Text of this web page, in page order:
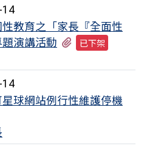
民小學115學年度長期代理教師
民小學115學年度長期代理教師
3次招考公告
行性維護停機公告
民小學115學年度一般科、美術
考結果暨第二次招考公告
及其相關製品之衛生安全管理，
14
教育之「家長『全面性
演講活動
有1個附檔
已下架
14
球網站例行性維護停機